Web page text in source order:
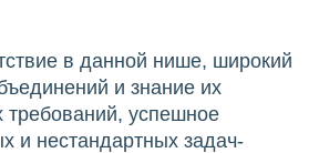
в данной нише, широкий
и знание их
требований, успешное
и нестандартных задач-